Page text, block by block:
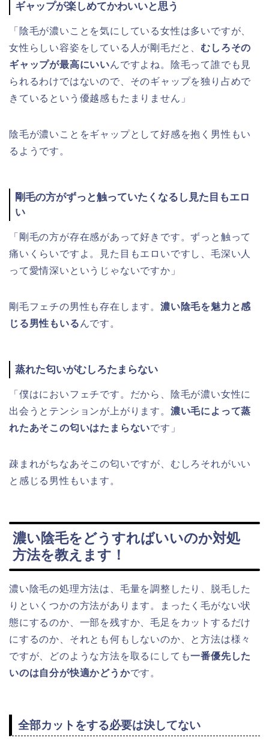
ギャップが楽しめてかわいいと思う
「陰毛が濃いことを気にしている女性は多いですが、
女性らしい容姿をしている人が剛毛だと、むしろその
ギャップが最高にいいんですよね。陰毛って誰でも見
られるわけではないので、そのギャップを独り占めで
きているという優越感もたまりません」
陰毛が濃いことをギャップとして好感を抱く男性もい
るようです。
剛毛の方がずっと触っていたくなるし見た目もエロ
い
「剛毛の方が存在感があって好きです。ずっと触って
痛いくらいですよ。見た目もエロいですし、毛深い人
って愛情深いというじゃないですか」
剛毛フェチの男性も存在します。 濃い陰毛を魅力と感
じる男性もいる んです。
蒸れた匂いがむしろたまらない
「僕はにおいフェチです。だから、陰毛が濃い女性に
出会うとテンションが上がります。 濃い毛によって蒸
れたあそこの匂いはたまらないです」
疎まれがちなあそこの匂いですが、むしろそれがいい
と感じる男性もいます。
濃い陰毛をどうすればいいのか対処
方法を教えます！
濃い陰毛の処理方法は、毛量を調整したり、脱毛した
りといくつかの方法があります。まったく毛がない状
態にするのか、一部を残すか、毛足をカットするだけ
にするのか、それとも何もしないのか、と方法は様々
ですが、どのような方法を取るにしても一番優先した
いのは自分が快適かどうかです。
全部カットをする必要は決してない